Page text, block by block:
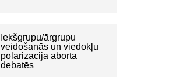
Iekšgrupu/ārgrupu
veidošanās un viedokļu
polarizācija aborta
debatēs